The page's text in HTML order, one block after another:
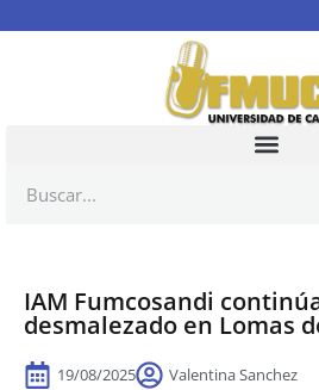
IAM Fumcosandi
desmalezado en Lomas
19/08/2025 Valentina Sanchez